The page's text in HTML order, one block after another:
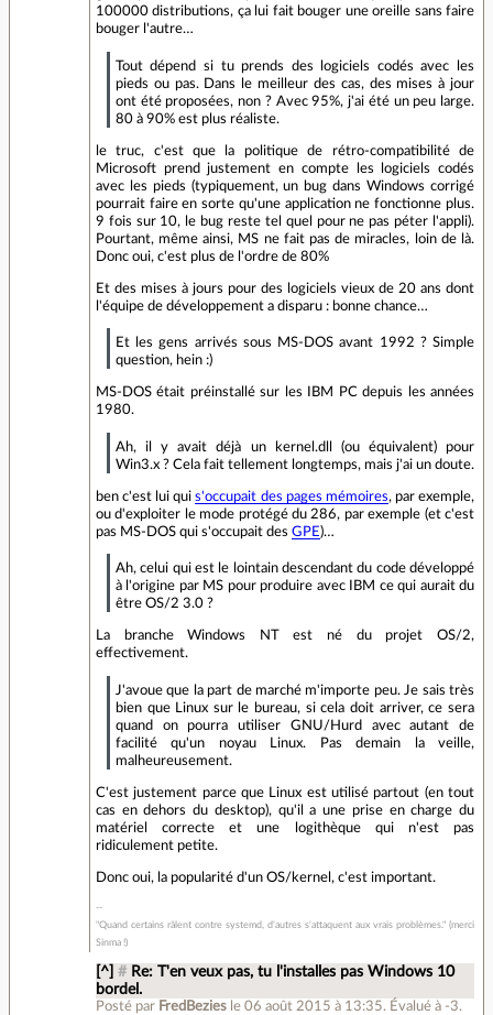
100000 distributions, ça lui fait bouger une oreille sans faire
bouger l'autre…
Tout dépend si tu prends des logiciels codés avec les
pieds ou pas. Dans le meilleur des cas, des mises à jour
ont été proposées, non ? Avec 95%, j'ai été un peu large.
80 à 90% est plus réaliste.
le truc, c'est que la politique de rétro-compatibilité de
Microsoft prend justement en compte les logiciels codés
avec les pieds (typiquement, un bug dans Windows corrigé
pourrait faire en sorte qu'une application ne fonctionne plus.
9 fois sur 10, le bug reste tel quel pour ne pas péter l'appli).
Pourtant, même ainsi, MS ne fait pas de miracles, loin de là.
Donc oui, c'est plus de l'ordre de 80%
Et des mises à jours pour des logiciels vieux de 20 ans dont
l'équipe de développement a disparu : bonne chance…
Et les gens arrivés sous MS-DOS avant 1992 ? Simple
question, hein :)
MS-DOS était préinstallé sur les IBM PC depuis les années
1980.
Ah, il y avait déjà un kernel.dll (ou équivalent) pour
Win3.x ? Cela fait tellement longtemps, mais j'ai un doute.
ben c'est lui quis'occupait des pages mémoires, par exemple,
ou d'exploiter le mode protégé du 286, par exemple (et c'est
pas MS-DOS qui s'occupait des GPE)…
Ah, celui qui est le lointain descendant du code développé
à l'origine par MS pour produire avec IBM ce qui aurait du
être OS/2 3.0 ?
La branche Windows NT est né du projet OS/2,
effectivement.
J'avoue que la part de marché m'importe peu. Je sais très
bien que Linux sur le bureau, si cela doit arriver, ce sera
quand on pourra utiliser GNU/Hurd avec autant de
facilité qu'un noyau Linux. Pas demain la veille,
malheureusement.
C'est justement parce que Linux est utilisé partout (en tout
cas en dehors du desktop), qu'il a une prise en charge du
matériel correcte et une logithèque qui n'est pas
ridiculement petite.
Donc oui, la popularité d'un OS/kernel, c'est important.
"Quand certains râlent contre systemd, d'autres s'attaquent aux vrais problèmes." (merci
Sinma !)
[^] # Re: T'en veux pas, tu l'installes pas Windows 10
bordel.
Posté par FredBezies le 06 août 2015 à 13:35. Évalué à -3.